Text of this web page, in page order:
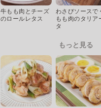
牛もも肉とチーズ
のロールレタス
わさびソースで
もも肉のタリア
タ
もっと見る